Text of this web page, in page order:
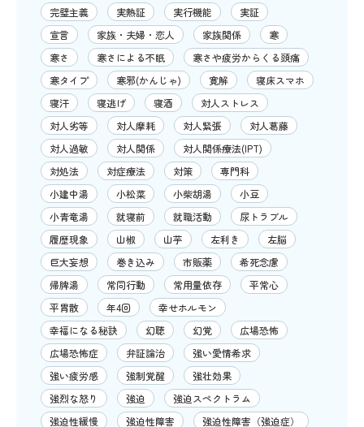
完璧主義
実熱証 実行機能
実証
宣言
家族・夫婦・恋人 家族関係
寒
寒さ
寒さによる不眠
寒さや疲労からくる頭痛
寒タイプ
寒邪(かんじゃ) 寛解
寝床スマホ
寝汗
寝逃げ 寝酒
対人ストレス
対人劣等
対人摩耗 対人緊張
対人葛藤
対人過敏
対人関係
対人関係療法(IPT)
対処法
対症療法 対策
専門科
小建中湯
小松菜 小柴胡湯
小豆
小青竜湯
就寝前 就職活動
尿トラブル
履歴現象
山椒 山芋 左利き
左脳
巨大妄想
巻き込み 市販薬
希死念慮
帰脾湯
常同行動 常用量依存
平常心
平胃散
年4回
幸せホルモン
幸福になる秘訣
幻聴 幻覚
広場恐怖
広場恐怖症
弁証論治
強い愛情希求
強い疲労感
強制覚醒
強壮効果
強烈な怒り
強迫
強迫スペクトラム
強迫性緩慢
強迫性障害
強迫性障害（強迫症）